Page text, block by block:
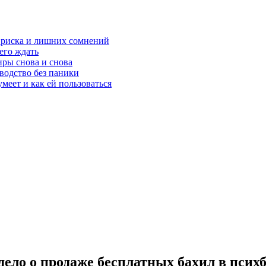
риска и лишних сомнений
ждать
снова и снова
без паники
и как ей пользоваться
о продаже бесплатных бахил в